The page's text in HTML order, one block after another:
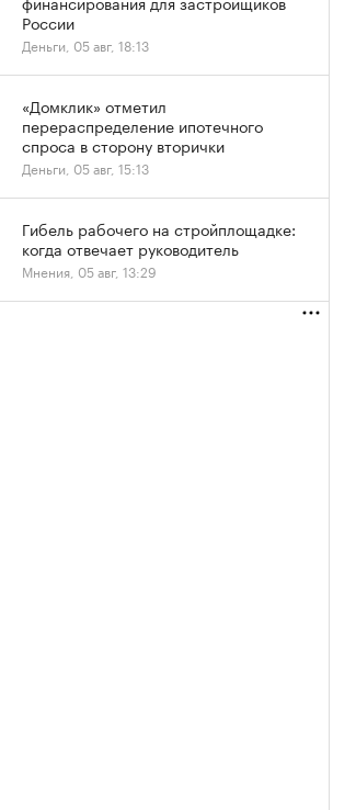
России
Деньги, 05 авг, 18:13
«Домклик» отметил
перераспределение ипотечного
спроса в сторону вторички
Деньги, 05 авг, 15:13
Гибель рабочего на стройплощадке:
когда отвечает руководитель
Мнения, 05 авг, 13:29